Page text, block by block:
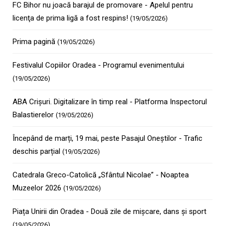
FC Bihor nu joacă barajul de promovare - Apelul pentru
licenţa de prima ligă a fost respins! (19/05/2026)
Prima pagină (19/05/2026)
Festivalul Copiilor Oradea - Programul evenimentului
(19/05/2026)
ABA Crișuri. Digitalizare în timp real - Platforma Inspectorul
Balastierelor (19/05/2026)
Începând de marți, 19 mai, peste Pasajul Oneștilor - Trafic
deschis parțial (19/05/2026)
Catedrala Greco-Catolică „Sfântul Nicolae” - Noaptea
Muzeelor 2026 (19/05/2026)
Piața Unirii din Oradea - Două zile de mișcare, dans și sport